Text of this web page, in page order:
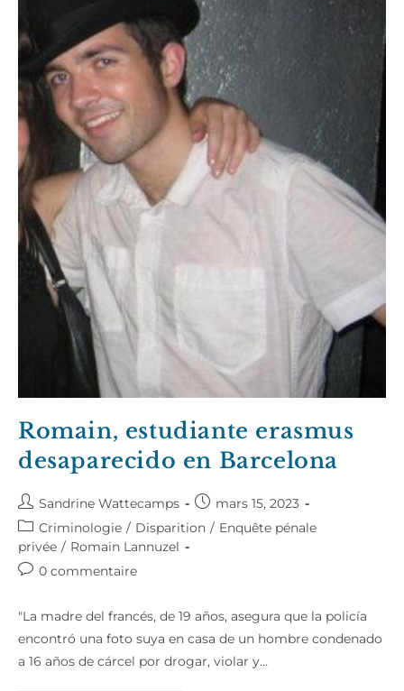
Romain, estudiante erasmus
desaparecido en Barcelona
Auteur/autrice
de
publication :
Sandrine Wattecamps
Publication
publiée :
mars 15, 2023
Post
category:
Criminologie / Disparition / Enquête pénale
privée / Romain Lannuzel
Commentaires
0 commentaire
"La madre del francés, de 19 años, asegura que la policía
encontró una foto suya en casa de un hombre condenado
a 16 años de cárcel por drogar, violar y…